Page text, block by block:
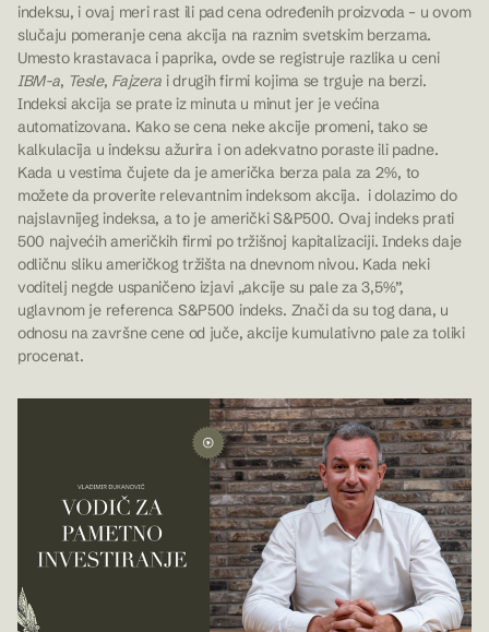
indeksu, i ovaj meri rast ili pad cena određenih proizvoda – u ovom
slučaju pomeranje cena akcija na raznim svetskim berzama.
Umesto krastavaca i paprika, ovde se registruje razlika u ceni
IBM-a, Tesle, Fajzera i drugih firmi kojima se trguje na berzi.
Indeksi akcija se prate iz minuta u minut jer je većina
automatizovana. Kako se cena neke akcije promeni, tako se
kalkulacija u indeksu ažurira i on adekvatno poraste ili padne.
Kada u vestima čujete da je američka berza pala za 2%, to
možete da proverite relevantnim indeksom akcija. i dolazimo do
najslavnijeg indeksa, a to je američki S&P500. Ovaj indeks prati
500 najvećih američkih firmi po tržišnoj kapitalizaciji. Indeks daje
odličnu sliku američkog tržišta na dnevnom nivou. Kada neki
voditelj negde uspaničeno izjavi „akcije su pale za 3,5%”,
uglavnom je referenca S&P500 indeks. Znači da su tog dana, u
odnosu na završne cene od juče, akcije kumulativno pale za toliki
procenat.